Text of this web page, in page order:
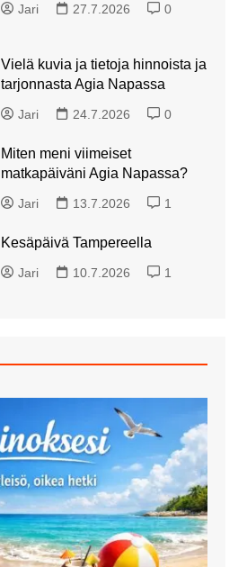
Jari 27.7.2026 0
Vielä kuvia ja tietoja hinnoista ja
tarjonnasta Agia Napassa
Jari 24.7.2026 0
Miten meni viimeiset
matkapäiväni Agia Napassa?
Jari 13.7.2026 1
Kesäpäivä Tampereella
Jari 10.7.2026 1